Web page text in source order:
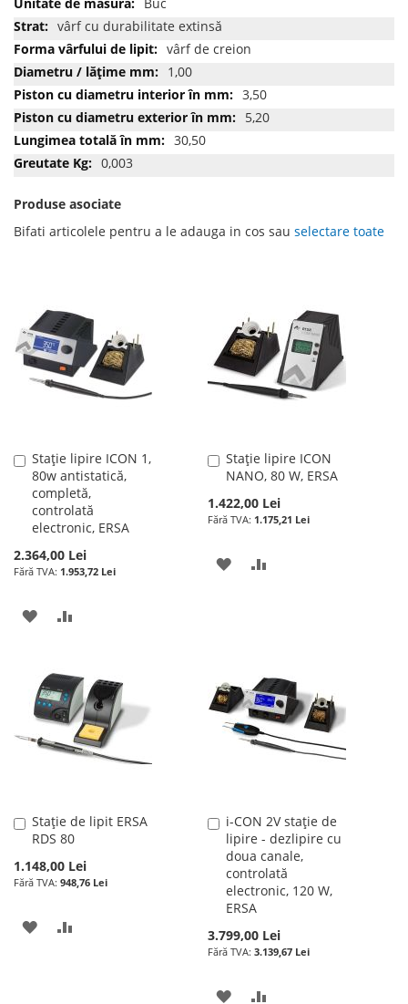
vârf cu durabilitate extinsă
vârf de creion
1,00
3,50
5,20
30,50
0,003
Produse asociate
Bifati articolele pentru a le adauga in cos sau selectare toate
Stație lipire ICON 1,
80w antistatică,
completă,
controlată
electronic, ERSA
2.364,00 Lei
1.953,72 Lei
Adauga
în
cos
ADAUGATI
LISTA
DE
DORINTE
COMPARARE
Stație lipire ICON
NANO, 80 W, ERSA
1.422,00 Lei
1.175,21 Lei
Adauga
în
ADAUGATI
DORINTE
Stație de lipit ERSA
RDS 80
1.148,00 Lei
948,76 Lei
Adauga
în
ADAUGATI
i-CON 2V stație de
lipire - dezlipire cu
doua canale,
controlată
electronic, 120 W,
ERSA
3.799,00 Lei
3.139,67 Lei
Adauga
în
cos
ADAUGATI